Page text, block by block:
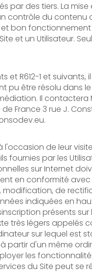
par des tiers. La
contrôle du
bon
et un Utilisateur.
et R612-1 et
être résolu dans
Il contactera
France 3 rue J.
de leur
fournies par les
sur Internet
en conformité
de
indiquées en
présents
très légers appelés
sur lequel est
d'un même
les
du Site peut se